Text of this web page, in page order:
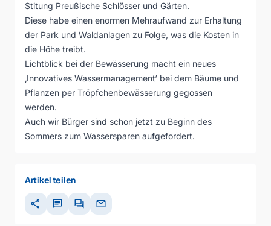
Stitung Preußische Schlösser und Gärten.
Diese habe einen enormen Mehraufwand zur Erhaltung
der Park und Waldanlagen zu Folge, was die Kosten in
die Höhe treibt.
Lichtblick bei der Bewässerung macht ein neues
‚Innovatives Wassermanagement‘ bei dem Bäume und
Pflanzen per Tröpfchenbewässerung gegossen
werden.
Auch wir Bürger sind schon jetzt zu Beginn des
Sommers zum Wassersparen aufgefordert.
Artikel teilen
share chat forum mail